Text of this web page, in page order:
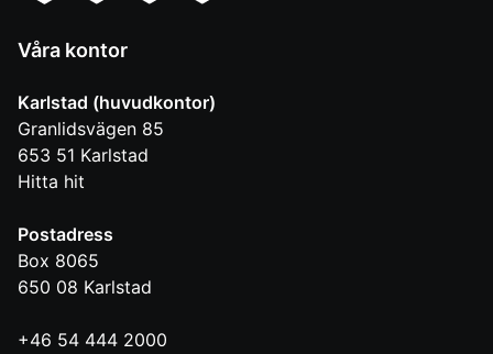
Våra kontor
Karlstad (huvudkontor)
Granlidsvägen 85
653 51 Karlstad
Hitta hit
Postadress
Box 8065
650 08 Karlstad
+46 54 444 2000